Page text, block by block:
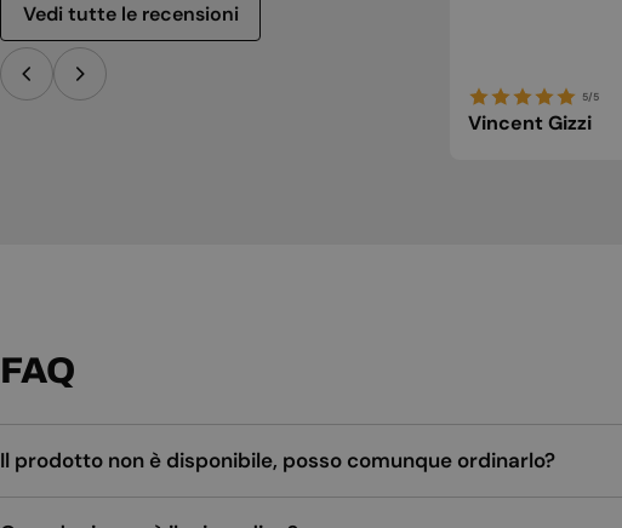
Vedi tutte le recensioni
5/5
Vincent Gizzi
FAQ
Il prodotto non è disponibile, posso comunque ordinarlo?